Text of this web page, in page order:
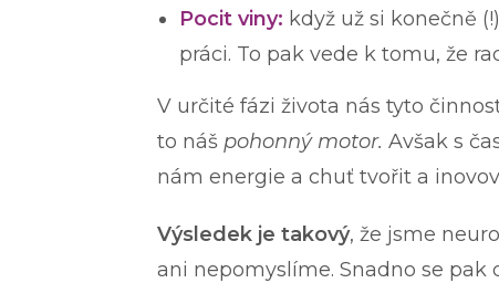
Pocit viny: když už si konečně
práci. To pak vede k tomu, že
V určité fázi života nás tyto
to náš pohonný motor. Avšak s
nám energie a chuť tvořit a
Výsledek je takový, že jsme
ani nepomyslíme. Snadno se pak